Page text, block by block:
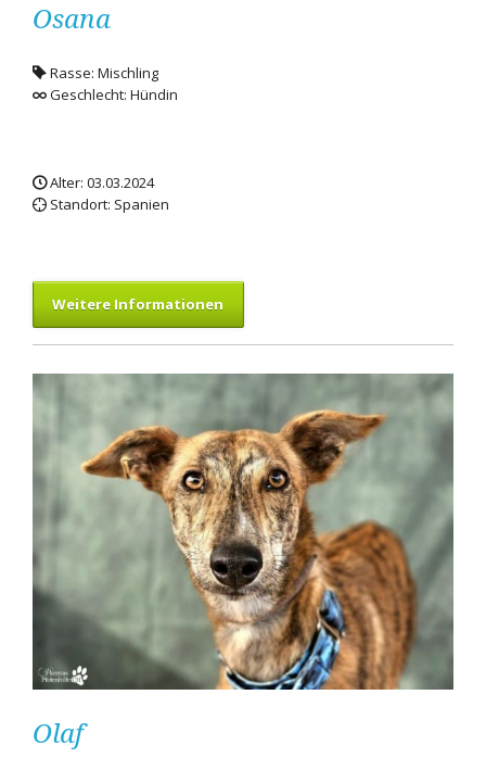
Osana
Rasse: Mischling
Geschlecht: Hündin
Alter: 03.03.2024
Standort: Spanien
Weitere Informationen
Olaf